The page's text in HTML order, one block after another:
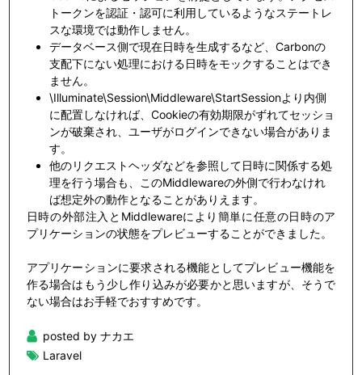
トークンを認証・認可に利用しているようなステートレ
スな環境では動作しません。
データベース側で現在日時を生成するなど、Carbonの
支配下にない処理における日時をモックすることはでき
ません。
\Illuminate\Session\Middleware\StartSessionより内側
に配置しなければ、Cookieの有効期限がずれてセッショ
ンが破棄され、ユーザがログインできない場合がありま
す。
他のリクエストヘッダなどを参照して日時に関係する処
理を行う場合も、このMiddlewareの外側で行わなけれ
ば想定外の動作となることがありえます。
日時の外部注入とMiddlewareにより簡単に任意の日時のア
プリケーションの状態をプレビューすることができました。
アプリケーションに要求される機能としてプレビュー機能を
作る場合はもう少し作り込みが必要かと思いますが、そうで
ない場合はお手軽でおすすめです。
posted by ナカエ
Laravel